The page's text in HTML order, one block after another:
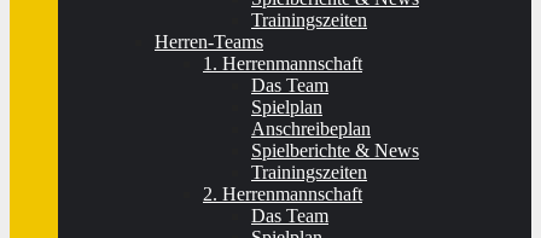
Trainingszeiten
Herren-Teams
1. Herrenmannschaft
Das Team
Spielplan
Anschreibeplan
Spielberichte & News
Trainingszeiten
2. Herrenmannschaft
Das Team